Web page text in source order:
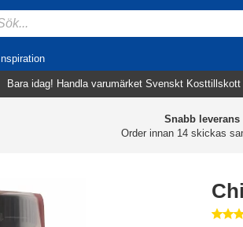
Inspiration
Bara idag! Handla varumärket Svenskt
Snabb leverans
Order innan 14 skickas